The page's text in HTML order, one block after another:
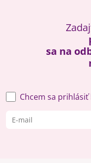
sa na
Chcem sa